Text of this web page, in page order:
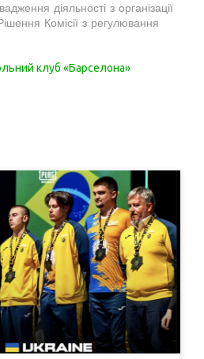
діяльності з організації
Комісії з регулювання
клуб «Барселона»